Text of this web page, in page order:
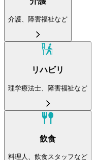
介護、障害福祉など
リハビリ
理学療法士、障害福祉など
飲食
料理人、飲食スタッフなど